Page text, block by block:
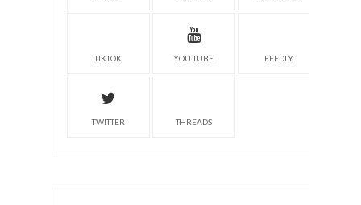
TIKTOK YOU TUBE FEEDLY
TWITTER THREADS